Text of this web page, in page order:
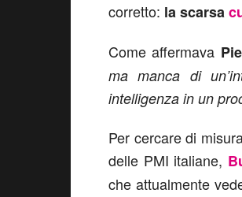
corretto: la scarsa
Come affermava
ma manca di
intelligenza in un
Per cercare di
delle PMI italiane,
che attualmente